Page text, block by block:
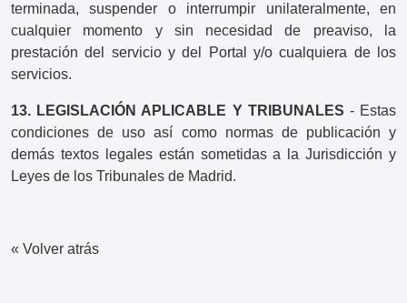
terminada, suspender o interrumpir unilateralmente, en
cualquier momento y sin necesidad de preaviso, la
prestación del servicio y del Portal y/o cualquiera de los
servicios.
13. LEGISLACIÓN APLICABLE Y TRIBUNALES - Estas
condiciones de uso así como normas de publicación y
demás textos legales están sometidas a la Jurisdicción y
Leyes de los Tribunales de Madrid.
« Volver atrás